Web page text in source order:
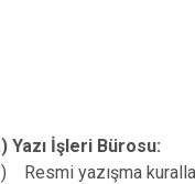
Yazı İşleri Bürosu:
Resmi yazışma